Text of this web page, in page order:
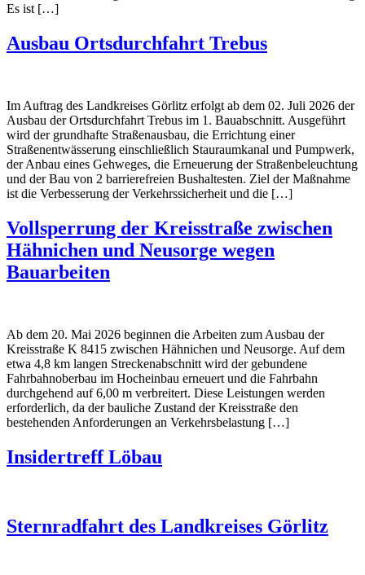
Es ist […]
Ausbau Ortsdurchfahrt Trebus
Im Auftrag des Landkreises Görlitz erfolgt ab dem 02. Juli 2026 der
Ausbau der Ortsdurchfahrt Trebus im 1. Bauabschnitt. Ausgeführt
wird der grundhafte Straßenausbau, die Errichtung einer
Straßenentwässerung einschließlich Stauraumkanal und Pumpwerk,
der Anbau eines Gehweges, die Erneuerung der Straßenbeleuchtung
und der Bau von 2 barrierefreien Bushaltesten. Ziel der Maßnahme
ist die Verbesserung der Verkehrssicherheit und die […]
Vollsperrung der Kreisstraße zwischen
Hähnichen und Neusorge wegen
Bauarbeiten
Ab dem 20. Mai 2026 beginnen die Arbeiten zum Ausbau der
Kreisstraße K 8415 zwischen Hähnichen und Neusorge. Auf dem
etwa 4,8 km langen Streckenabschnitt wird der gebundene
Fahrbahnoberbau im Hocheinbau erneuert und die Fahrbahn
durchgehend auf 6,00 m verbreitert. Diese Leistungen werden
erforderlich, da der bauliche Zustand der Kreisstraße den
bestehenden Anforderungen an Verkehrsbelastung […]
Insidertreff Löbau
Sternradfahrt des Landkreises Görlitz